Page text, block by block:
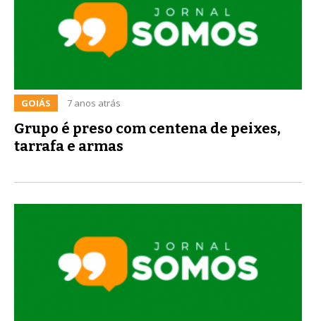
GOIÁS 7 anos atrás
Grupo é preso com centena de peixes,
tarrafa e armas